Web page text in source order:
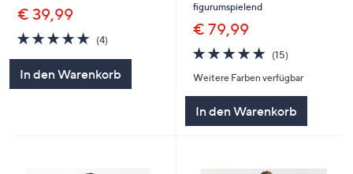
€ 39,99
4.8
von
(4)4
In den Warenkorb
figurumspielend
€ 79,99
4.7
von
5
(15)15
Weitere Farben verfügbar
In den Warenkorb